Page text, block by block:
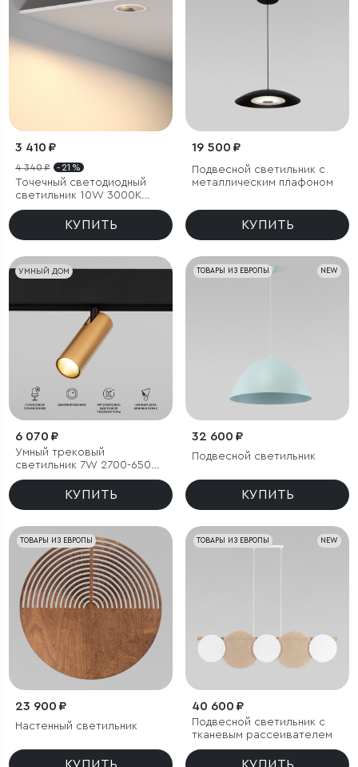
3 410 ₽
4 340 ₽ - 21 %
Точечный светодиодный
светильник 10W 3000K
белый/хром
КУПИТЬ
19 500 ₽
Подвесной светильник с
металлическим плафоном
КУПИТЬ
УМНЫЙ ДОМ
6 070 ₽
Умный трековый
светильник 7W 2700-6500K
Dim Cubo Slim Magnetic
КУПИТЬ
NEW
ТОВАРЫ ИЗ ЕВРОПЫ
32 600 ₽
Подвесной светильник
КУПИТЬ
ТОВАРЫ ИЗ ЕВРОПЫ
23 900 ₽
Настенный светильник
NEW
ТОВАРЫ ИЗ ЕВРОПЫ
40 600 ₽
Подвесной светильник с
тканевым рассеивателем